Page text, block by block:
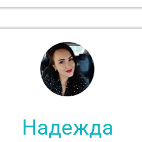
Надежда